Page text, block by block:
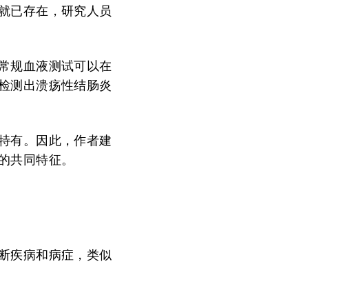
已存在，研究人员
规血液测试可以在
测出溃疡性结肠炎
有。因此，作者建
共同特征。
疾病和病症，类似